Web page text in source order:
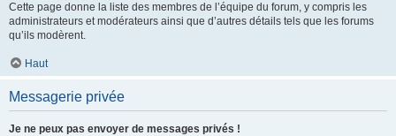
Cette page donne la liste des membres de l’équipe du forum, y compris les
administrateurs et modérateurs ainsi que d’autres détails tels que les forums
qu’ils modèrent.
Haut
Messagerie privée
Je ne peux pas envoyer de messages privés !